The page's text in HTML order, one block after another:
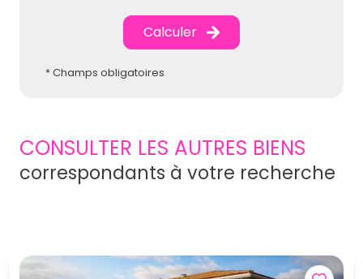
Calculer
* Champs obligatoires
CONSULTER LES AUTRES BIENS
correspondants à votre recherche